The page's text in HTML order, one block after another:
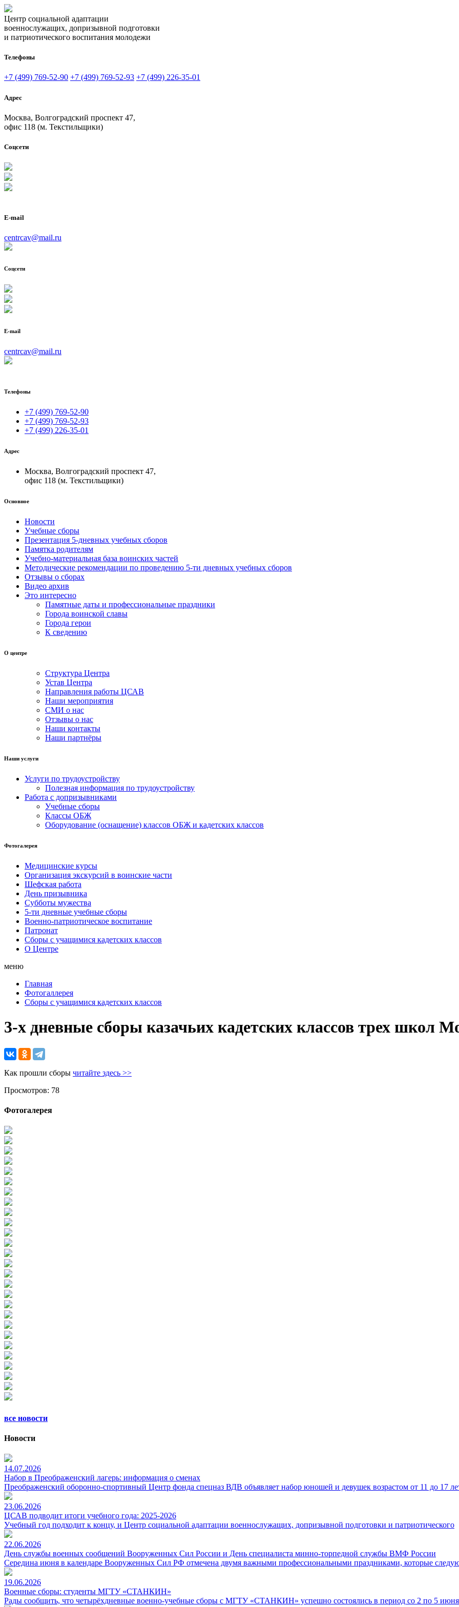
Центр социальной адаптации
военнослужащих, допризывной подготовки
и патриотического воспитания молодежи
Телефоны
+7 (499) 769-52-90 +7 (499) 769-52-93 +7 (499) 226-35-01
Адрес
Москва, Волгоградский проспект 47,
офис 118 (м. Текстильщики)
Соцсети
E-mail
centrcav@mail.ru
Соцсети
E-mail
centrcav@mail.ru
Телефоны
+7 (499) 769-52-90
+7 (499) 769-52-93
+7 (499) 226-35-01
Адрес
Москва, Волгоградский проспект 47,
офис 118 (м. Текстильщики)
Основное
Новости
Учебные сборы
Презентация 5-дневных учебных сборов
Памятка родителям
Учебно-материальная база воинских частей
Методические рекомендации по проведению 5-ти дневных учебных сборов
Отзывы о сборах
Видео архив
Это интересно
Памятные даты и профессиональные праздники
Города воинской славы
Города герои
К сведению
О центре
Структура Центра
Устав Центра
Направления работы ЦСАВ
Наши мероприятия
СМИ о нас
Отзывы о нас
Наши контакты
Наши партнёры
Наши услуги
Услуги по трудоустройству
Полезная информация по трудоустройству
Работа с допризывниками
Учебные сборы
Классы ОБЖ
Оборудование (оснащение) классов ОБЖ и кадетских классов
Фотогалерея
Медицинские курсы
Организация экскурсий в воинские части
Шефская работа
День призывника
Субботы мужества
5-ти дневные учебные сборы
Военно-патриотическое воспитание
Патронат
Сборы с учащимися кадетских классов
О Центре
меню
Главная
Фотогаллерея
Сборы с учащимися кадетских классов
3-х дневные сборы казачьих кадетских классов трех школ
Как прошли сборы читайте здесь >>
Просмотров: 78
Фотогалерея
все новости
Новости
14.07.2026
Набор в Преображенский лагерь: информация о сменах
Преображенский оборонно-спортивный Центр фонда спецназ ВДВ объявляет набор юношей и девушек возрастом от 11 до 17
23.06.2026
ЦСАВ подводит итоги учебного года: 2025-2026
Учебный год подходит к концу, и Центр социальной адаптации военнослужащих, допризывной подготовки и патриотического
22.06.2026
День службы военных сообщений Вооруженных Сил России и День специалиста минно-торпедной службы ВМФ России
Середина июня в календаре Вооруженных Сил РФ отмечена двумя важными профессиональными праздниками, которые
19.06.2026
Военные сборы: студенты МГТУ «СТАНКИН»
Рады сообщить, что четырёхдневные военно-учебные сборы с МГТУ «СТАНКИН» успешно состоялись в период со 2 по 5